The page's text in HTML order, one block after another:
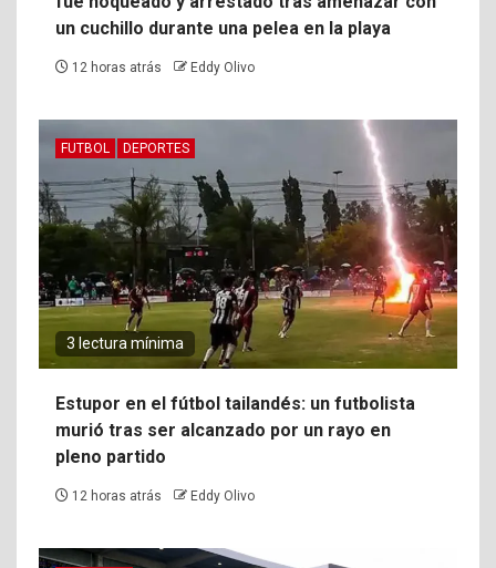
un cuchillo durante una pelea en la playa
12 horas atrás Eddy Olivo
FUTBOL DEPORTES
3 lectura mínima
Estupor en el fútbol tailandés: un futbolista
murió tras ser alcanzado por un rayo en
pleno partido
12 horas atrás Eddy Olivo